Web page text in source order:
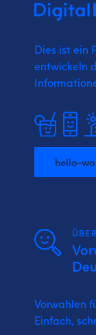
Dies ist ein
entwickeln
hello-
Vorwahlen
Einfach,